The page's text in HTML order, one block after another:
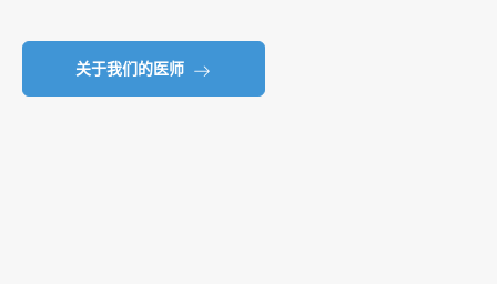
关于我们的医师